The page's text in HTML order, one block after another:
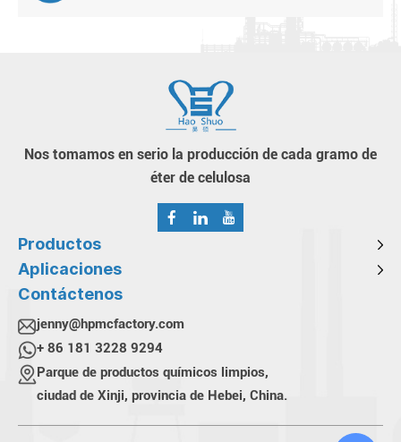
Nos tomamos en serio la producción de cada gramo de
éter de celulosa
Productos
Aplicaciones
Contáctenos
jenny@hpmcfactory.com
+ 86 181 3228 9294
Parque de productos químicos limpios,
ciudad de Xinji, provincia de Hebei, China.